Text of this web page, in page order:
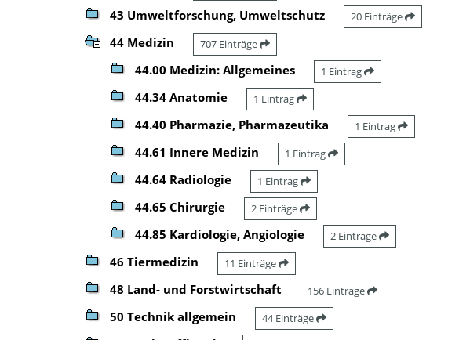
43 Umweltforschung, Umweltschutz 20 Einträge
44 Medizin 707 Einträge
44.00 Medizin: Allgemeines 1 Eintrag
44.34 Anatomie 1 Eintrag
44.40 Pharmazie, Pharmazeutika 1 Eintrag
44.61 Innere Medizin 1 Eintrag
44.64 Radiologie 1 Eintrag
44.65 Chirurgie 2 Einträge
44.85 Kardiologie, Angiologie 2 Einträge
46 Tiermedizin 11 Einträge
48 Land- und Forstwirtschaft 156 Einträge
50 Technik allgemein 44 Einträge